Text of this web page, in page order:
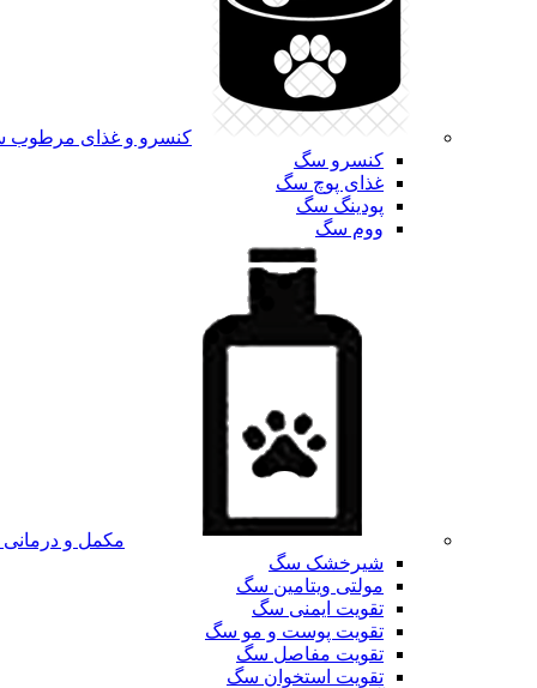
کنسرو و غذای
کنسرو سگ
غذای پوچ سگ
پودینگ سگ
ووم سگ
مکمل و
شیرخشک سگ
مولتی ویتامین سگ
تقویت ایمنی سگ
تقویت پوست و مو سگ
تقویت مفاصل سگ
تقویت استخوان سگ